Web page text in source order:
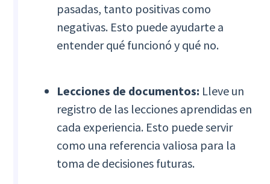
pasadas, tanto positivas como
negativas. Esto puede ayudarte a
entender qué funcionó y qué no.
Lecciones de documentos: Lleve un
registro de las lecciones aprendidas en
cada experiencia. Esto puede servir
como una referencia valiosa para la
toma de decisiones futuras.